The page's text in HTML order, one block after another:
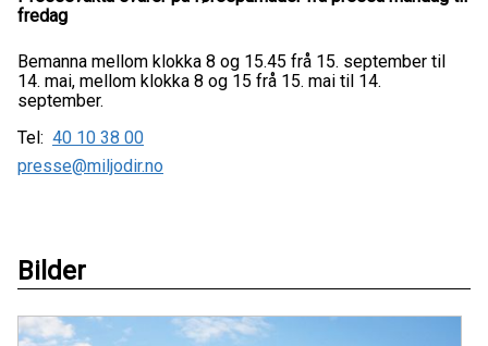
fredag
Bemanna mellom klokka 8 og 15.45 frå 15. september til
14. mai, mellom klokka 8 og 15 frå 15. mai til 14.
september.
Tel: 40 10 38 00
presse@miljodir.no
Bilder